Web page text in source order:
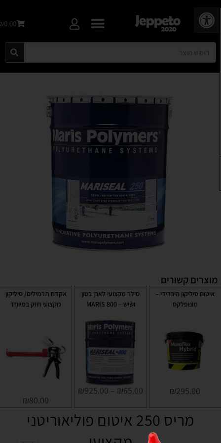
פתח סרגל נגישות
₪0.00
מוצרים קשורים
איטום סיליקון היברידי –
מונופלקס
₪295.00
סילר מקצועי לאבן בטון
ושיש – MARIS 800
₪65.00
–
₪925.00
אקדח תרמילים/ סיליקון
מקצועי חזק במיוחד
₪80.00
מריס 250 איטום פוליאוריטני